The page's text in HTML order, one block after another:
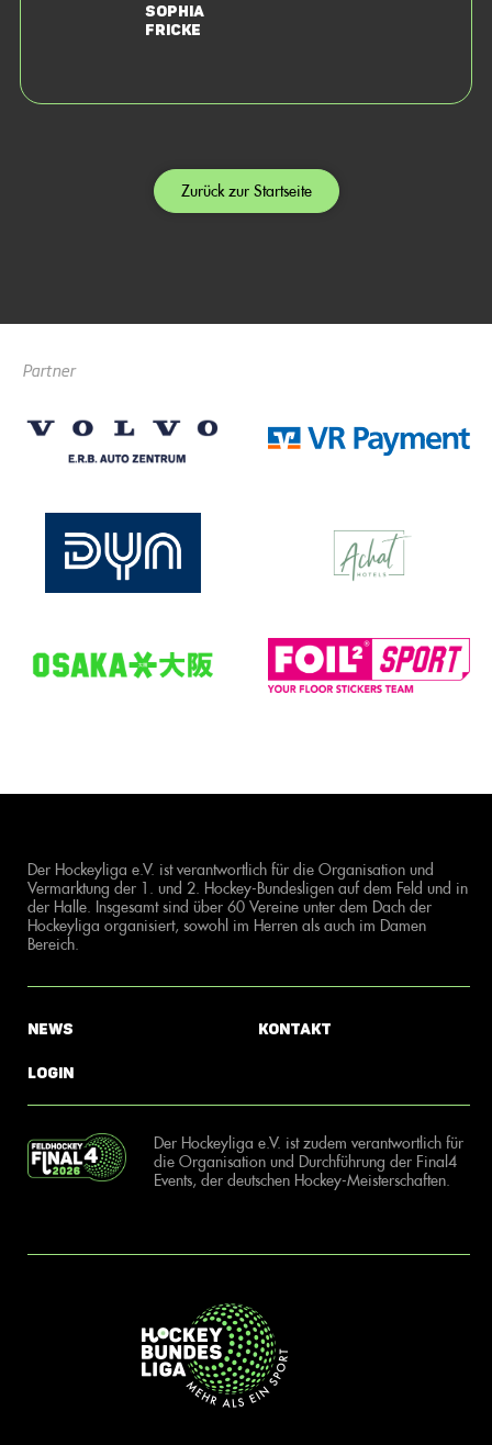
Sophia
Fricke
Zurück zur Startseite
Partner
Der Hockeyliga e.V. ist verantwortlich für die Organisation und
Vermarktung der 1. und 2. Hockey-Bundesligen auf dem Feld und in
der Halle. Insgesamt sind über 60 Vereine unter dem Dach der
Hockeyliga organisiert, sowohl im Herren als auch im Damen
Bereich.
News
Login
Kontakt
Der Hockeyliga e.V. ist zudem verantwortlich für
die Organisation und Durchführung der Final4
Events, der deutschen Hockey-Meisterschaften.